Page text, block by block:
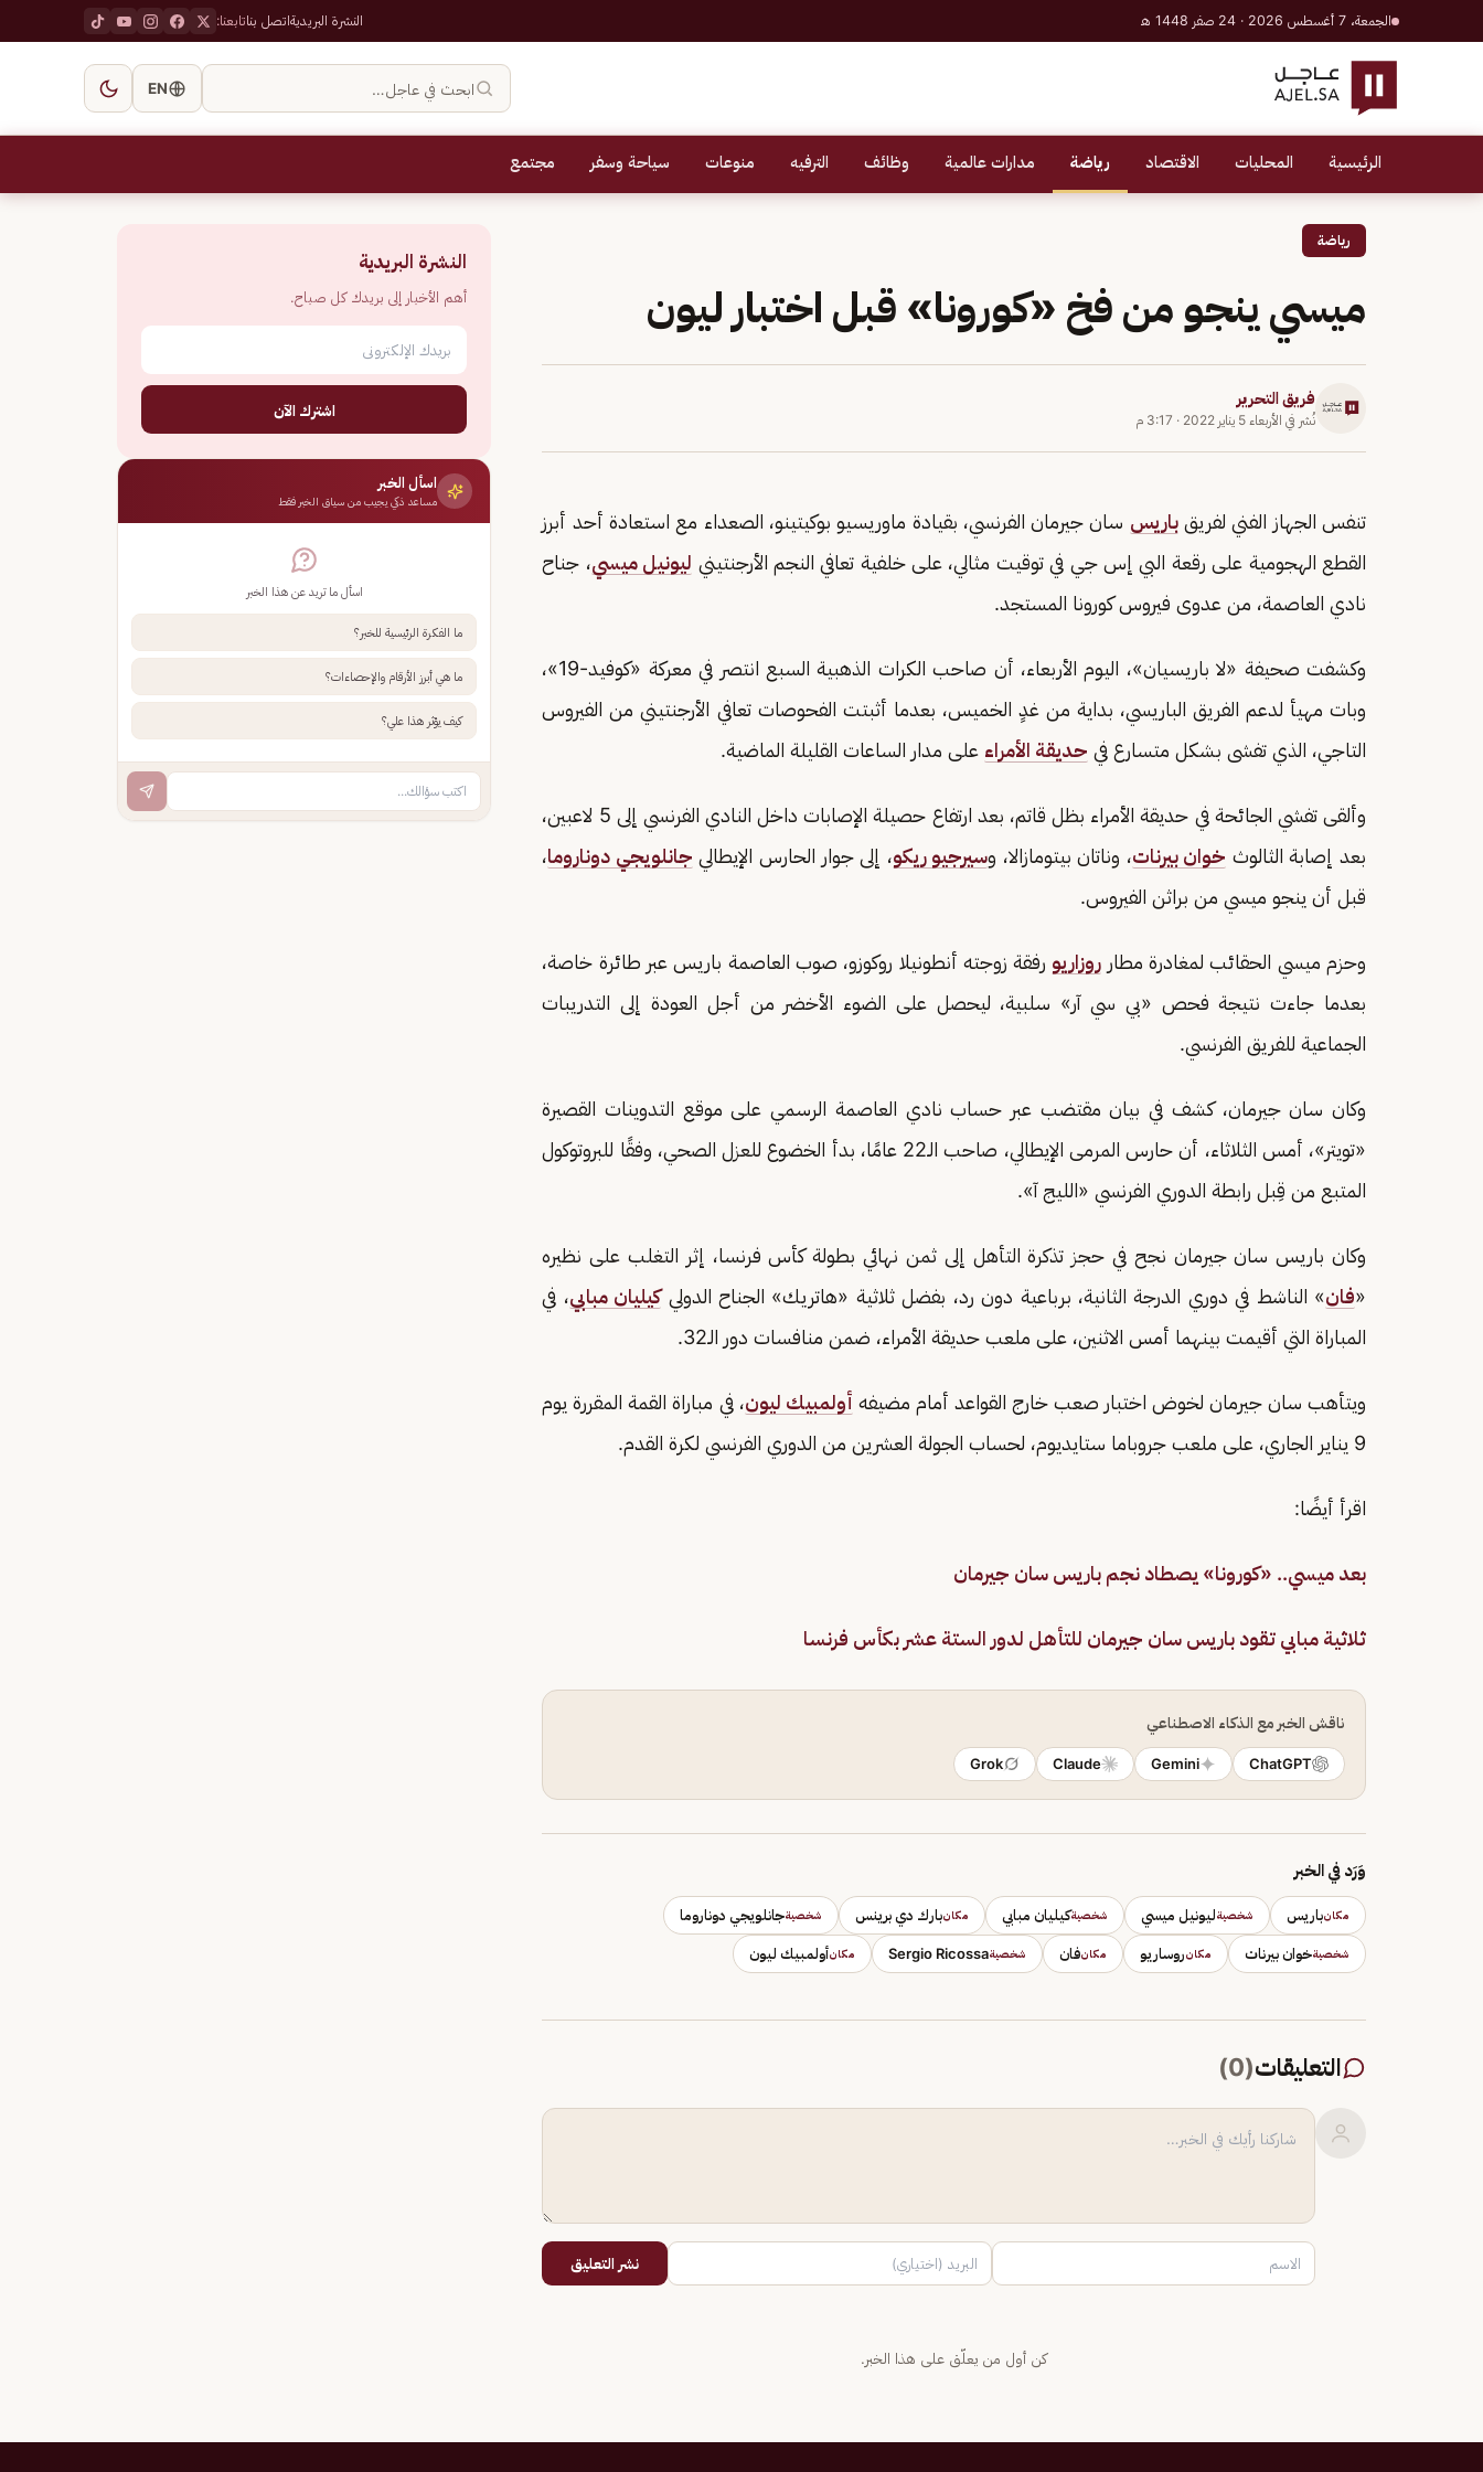
الجمعة، 7 أغسطس 2026 · 24 صفر 1448 هـ النشرة البريديةاتصل بناتابعنا:
ابحث في عاجل… EN
الرئيسية المحليات الاقتصاد رياضة مدارات عالمية وظائف الترفيه منوعات سياحة وسفر مجتمع
رياضة
ميسي ينجو من فخ «كورونا» قبل اختبار ليون
فريق التحرير
نُشر في الأربعاء 5 يناير 2022 · 3:17 م
تنفس الجهاز الفني لفريقباريس سان جيرمان الفرنسي، بقيادة ماوريسيو بوكيتينو، الصعداء مع استعادة أحد أبرز
القطع الهجومية على رقعة البي إس جي في توقيت مثالي، على خلفية تعافي النجم الأرجنتيني ليونيل ميسي، جناح
نادي العاصمة، من عدوى فيروس كورونا المستجد.
وكشفت صحيفة «لا باريسيان»، اليوم الأربعاء، أن صاحب الكرات الذهبية السبع انتصر في معركة «كوفيد-19»،
وبات مهيأ لدعم الفريق الباريسي، بداية من غدٍ الخميس، بعدما أثبتت الفحوصات تعافي الأرجنتيني من الفيروس
التاجي، الذي تفشى بشكل متسارع في حديقة الأمراء على مدار الساعات القليلة الماضية.
وألقى تفشي الجائحة في حديقة الأمراء بظل قاتم، بعد ارتفاع حصيلة الإصابات داخل النادي الفرنسي إلى 5 لاعبين،
بعد إصابة الثالوث خوان بيرنات، وناتان بيتومازالا، وسيرجيو ريكو، إلى جوار الحارس الإيطالي جانلويجي دوناروما،
قبل أن ينجو ميسي من براثن الفيروس.
وحزم ميسي الحقائب لمغادرة مطار روزاريو رفقة زوجته أنطونيلا روكوزو، صوب العاصمة باريس عبر طائرة خاصة،
بعدما جاءت نتيجة فحص «بي سي آر» سلبية، ليحصل على الضوء الأخضر من أجل العودة إلى التدريبات
الجماعية للفريق الفرنسي.
وكان سان جيرمان، كشف في بيان مقتضب عبر حساب نادي العاصمة الرسمي على موقع التدوينات القصيرة
«تويتر»، أمس الثلاثاء، أن حارس المرمى الإيطالي، صاحب الـ22 عامًا، بدأ الخضوع للعزل الصحي، وفقًا للبروتوكول
المتبع من قِبل رابطة الدوري الفرنسي «الليج آ».
وكان باريس سان جيرمان نجح في حجز تذكرة التأهل إلى ثمن نهائي بطولة كأس فرنسا، إثر التغلب على نظيره
«فان» الناشط في دوري الدرجة الثانية، برباعية دون رد، بفضل ثلاثية «هاتريك» الجناح الدوليكيليان مبابي، في
المباراة التي أقيمت بينهما أمس الاثنين، على ملعب حديقة الأمراء، ضمن منافسات دور الـ32.
ويتأهب سان جيرمان لخوض اختبار صعب خارج القواعد أمام مضيفه أولمبيك ليون، في مباراة القمة المقررة يوم
9 يناير الجاري، على ملعب جروباما ستايديوم، لحساب الجولة العشرين من الدوري الفرنسي لكرة القدم.
اقرأ أيضًا:
بعد ميسي.. «كورونا» يصطاد نجم باريس سان جيرمان
ثلاثية مبابي تقود باريس سان جيرمان للتأهل لدور الستة عشر بكأس فرنسا
ناقش الخبر مع الذكاء الاصطناعي
ChatGPT
Gemini
Claude
Grok
وَرَد في الخبر
مكانباريس شخصيةليونيل ميسي شخصيةكيليان مبابي مكانبارك دي برينس شخصيةجانلويجي دوناروما
شخصيةخوان بيرنات مكانروساريو مكانفان شخصيةSergio Ricossa مكانأولمبيك ليون
التعليقات(
0
)
نشر التعليق
كن أول من يعلّق على هذا الخبر.
النشرة البريدية
أهم الأخبار إلى بريدك كل صباح.
اشترك الآن
اسأل الخبر
مساعد ذكي يجيب من سياق الخبر فقط
اسأل ما تريد عن هذا الخبر
ما الفكرة الرئيسية للخبر؟
ما هي أبرز الأرقام والإحصاءات؟
كيف يؤثر هذا علي؟